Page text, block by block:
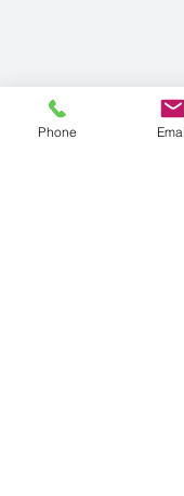
Phone